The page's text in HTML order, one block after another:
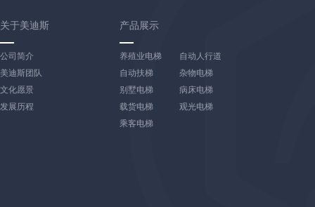
关于美迪斯
公司简介
美迪斯团队
文化愿景
发展历程
产品展示
养殖业电梯
自动人行道
自动扶梯
杂物电梯
别墅电梯
病床电梯
载货电梯
观光电梯
乘客电梯